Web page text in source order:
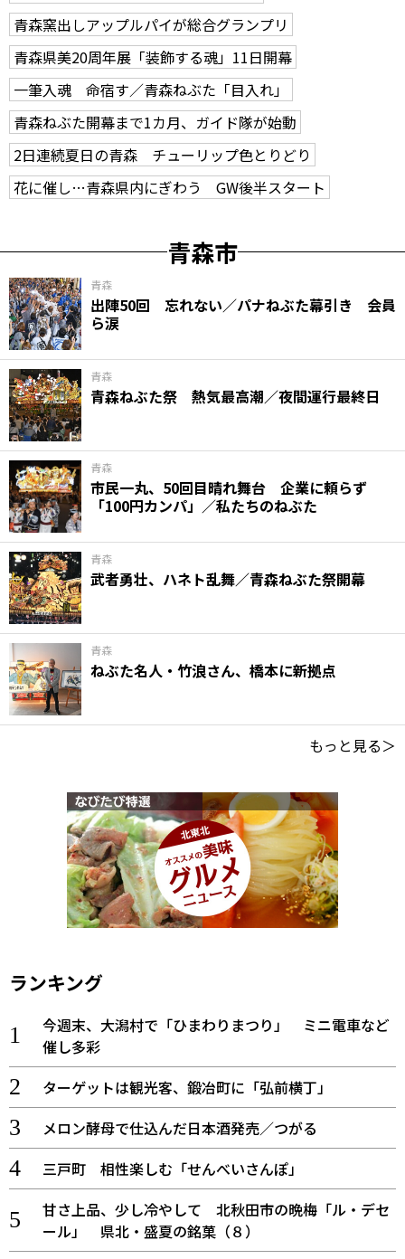
青森窯出しアップルパイが総合グランプリ
青森県美20周年展「装飾する魂」11日開幕
一筆入魂 命宿す／青森ねぶた「目入れ」
青森ねぶた開幕まで1カ月、ガイド隊が始動
2日連続夏日の青森 チューリップ色とりどり
花に催し…青森県内にぎわう GW後半スタート
青森市
青森
出陣50回 忘れない／パナねぶた幕引き 会員
ら涙
青森
青森ねぶた祭 熱気最高潮／夜間運行最終日
青森
市民一丸、50回目晴れ舞台 企業に頼らず
「100円カンパ」／私たちのねぶた
青森
武者勇壮、ハネト乱舞／青森ねぶた祭開幕
青森
ねぶた名人・竹浪さん、橋本に新拠点
もっと見る＞
ランキング
今週末、大潟村で「ひまわりまつり」 ミニ電車など
催し多彩
ターゲットは観光客、鍛冶町に「弘前横丁」
メロン酵母で仕込んだ日本酒発売／つがる
三戸町 相性楽しむ「せんべいさんぽ」
甘さ上品、少し冷やして 北秋田市の晩梅「ル・デセ
ール」 県北・盛夏の銘菓（８）